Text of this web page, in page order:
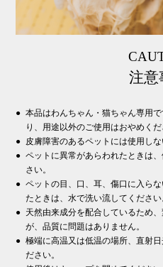
注意
本品はわんちゃん・猫ちゃん専用
り、用途以外のご使用はおやめくだ
皮膚障害のあるペットには使用しな
ペットに異常があらわれたときは
さい。
ペットの目、口、耳、傷口に入ら
たときは、水で洗い流してください
天然由来成分を配合しているため
が、品質に問題はありません。
極端に高温又は低温の場所、直射
ださい。